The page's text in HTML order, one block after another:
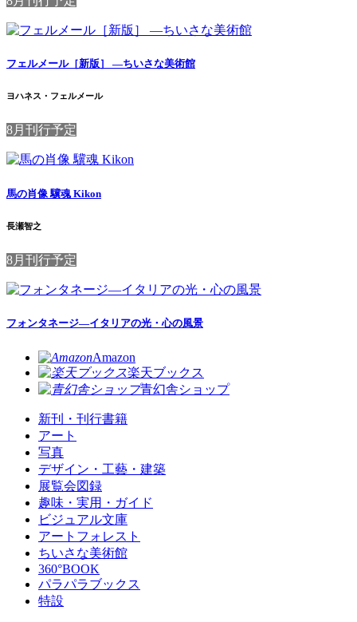
フェルメール［新版］ ―ちいさな美術館
ヨハネス・フェルメール
8月刊行予定
馬の肖像 驥魂 Kikon
長瀬智之
8月刊行予定
フォンタネージ—イタリアの光・心の風景
Amazon
楽天ブックス
青幻舎ショップ
新刊・刊行書籍
アート
写真
デザイン・工藝・建築
展覧会図録
趣味・実用・ガイド
ビジュアル文庫
アートフォレスト
ちいさな美術館
360°BOOK
パラパラブックス
特設